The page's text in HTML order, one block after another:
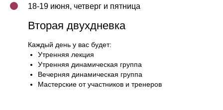
18-19 июня, четверг и пятница
Вторая двухдневка
Каждый день у вас будет:
Утренняя лекция
Утренняя динамическая группа
Вечерняя динамическая группа
Мастерские от участников и тренеров